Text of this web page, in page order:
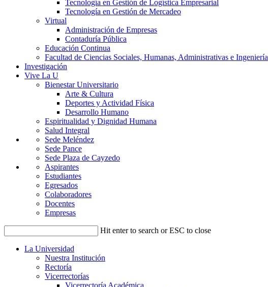
Tecnología en Gestión de Logística Empresarial
Tecnología en Gestión de Mercadeo
Virtual
Administración de Empresas
Contaduría Pública
Educación Continua
Facultad de Ciencias Sociales, Humanas, Administrativas e Ingeniería
Investigación
Vive La U
Bienestar Universitario
Arte & Cultura
Deportes y Actividad Física
Desarrollo Humano
Espiritualidad y Dignidad Humana
Salud Integral
Sede Meléndez
Sede Pance
Sede Plaza de Cayzedo
Aspirantes
Estudiantes
Egresados
Colaboradores
Docentes
Empresas
Hit enter to search or ESC to close
La Universidad
Nuestra Institución
Rectoría
Vicerrectorías
Vicerrectoría Académica